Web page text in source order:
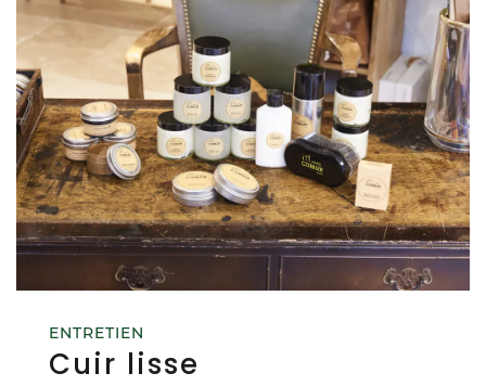
ENTRETIEN
Cuir lisse